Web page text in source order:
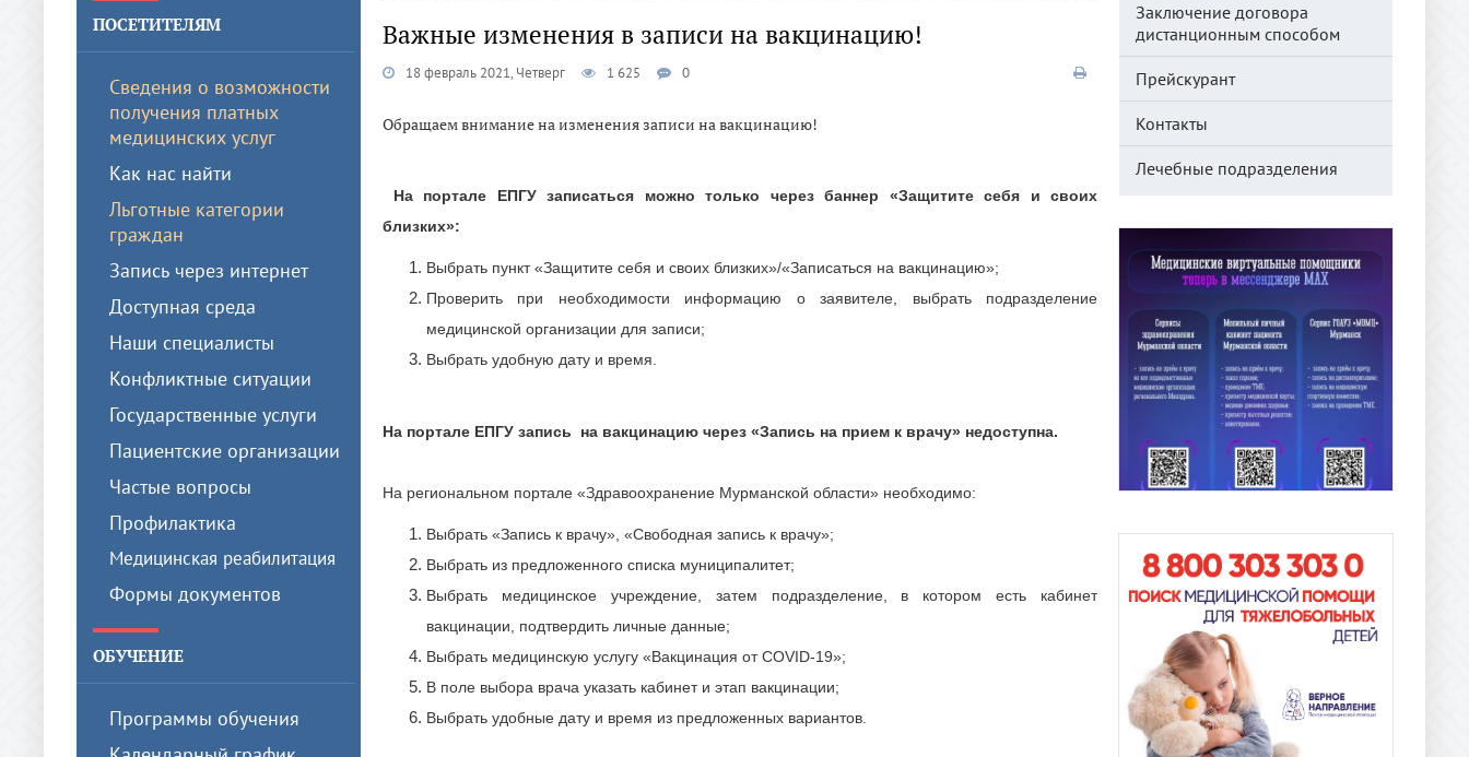
ПОСЕТИТЕЛЯМ
Сведения о возможности
получения платных
медицинских услуг
Как нас найти
Льготные категории
граждан
Запись через интернет
Доступная среда
Наши специалисты
Конфликтные ситуации
Государственные услуги
Пациентские организации
Частые вопросы
Профилактика
Медицинская реабилитация
Формы документов
ОБУЧЕНИЕ
Программы обучения
Важные изменения в записи на вакцинацию!
18 февраль 2021, Четверг 1 625 0
Обращаем внимание на изменения записи на вакцинацию!
На портале ЕПГУ записаться можно только через баннер «Защитите себя и своих
близких»:
Выбрать пункт «Защитите себя и своих близких»/«Записаться на вакцинацию»;
Проверить при необходимости информацию о заявителе, выбрать подразделение
медицинской организации для записи;
Выбрать удобную дату и время.
На портале ЕПГУ запись на вакцинацию через «Запись на прием к врачу» недоступна.
На региональном портале «Здравоохранение Мурманской области» необходимо:
Выбрать «Запись к врачу», «Свободная запись к врачу»;
Выбрать из предложенного списка муниципалитет;
Выбрать медицинское учреждение, затем подразделение, в котором есть кабинет
вакцинации, подтвердить личные данные;
Выбрать медицинскую услугу «Вакцинация от COVID-19»;
В поле выбора врача указать кабинет и этап вакцинации;
Выбрать удобные дату и время из предложенных вариантов.
Заключение договора
дистанционным способом
Прейскурант
Контакты
Лечебные подразделения